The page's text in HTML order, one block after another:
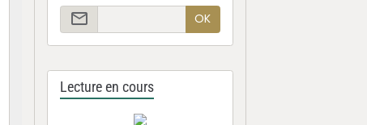
OK
Lecture en cours